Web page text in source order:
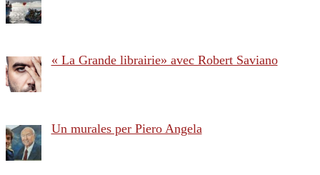
« La Grande librairie» avec Robert Saviano
Un murales per Piero Angela